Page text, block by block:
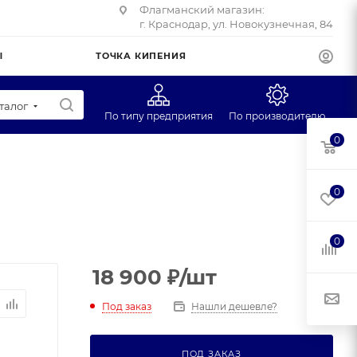
Флагманский магазин:
г. Краснодар, ул. Новокузнечная, 84
ТОЧКА КИПЕНИЯ
По типу предприятия По производителю
18 900 ₽/шт
Под заказ Нашли дешевле?
ПОД ЗАКАЗ
0
0
0